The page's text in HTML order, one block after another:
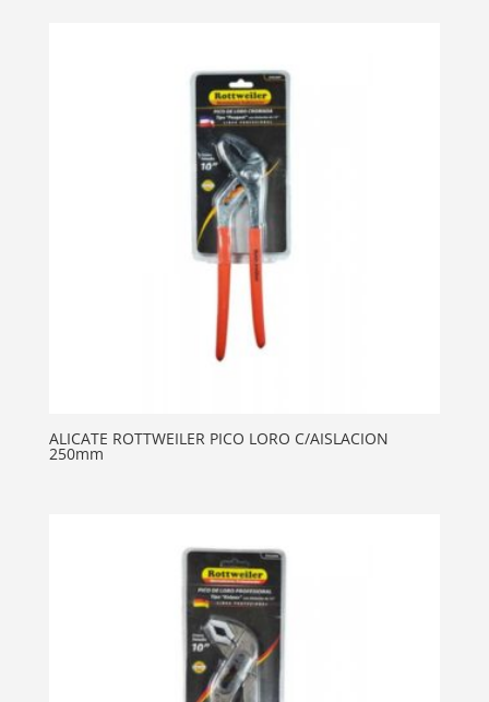
ALICATE ROTTWEILER PICO LORO C/AISLACION
250mm